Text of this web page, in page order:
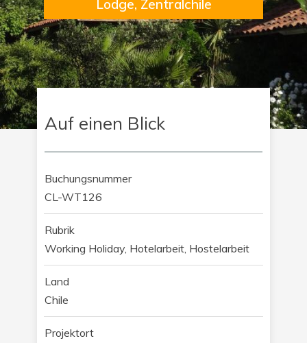
Lodge, Zentralchile
Auf einen Blick
Buchungsnummer
CL-WT126
Rubrik
Working Holiday, Hotelarbeit, Hostelarbeit
Land
Chile
Projektort